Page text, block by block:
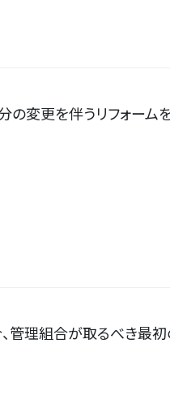
変更を伴うリフォーム
管理組合が取るべき最